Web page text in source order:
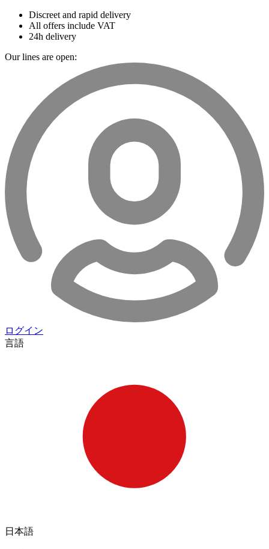
Discreet and rapid delivery
All offers include VAT
24h delivery
Our lines are open:
ログイン
言語
日本語